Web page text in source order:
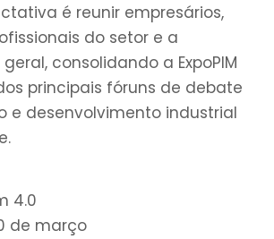
é reunir empresários,
do setor e a
consolidando a ExpoPIM
principais fóruns de debate
e desenvolvimento industrial
4.0
de março